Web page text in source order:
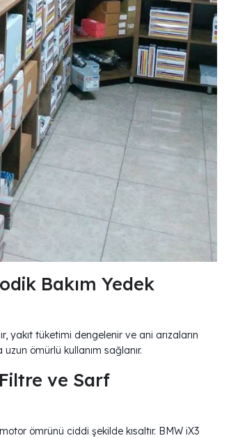
Bakım Yedek
yakıt tüketimi dengelenir ve ani arızaların
ömürlü kullanım sağlanır.
ve Sarf
ömrünü ciddi şekilde kısaltır. BMW iX3